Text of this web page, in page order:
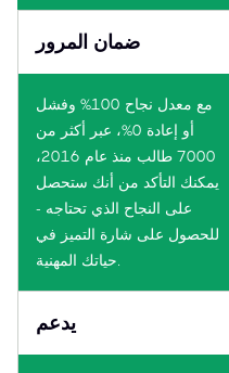
ضمان المرور
مع معدل نجاح 100% وفشل
أو إعادة 0%، عبر أكثر من
7000 طالب منذ عام 2016،
يمكنك التأكد من أنك ستحصل
على النجاح الذي تحتاجه -
للحصول على شارة التميز في
يدعم